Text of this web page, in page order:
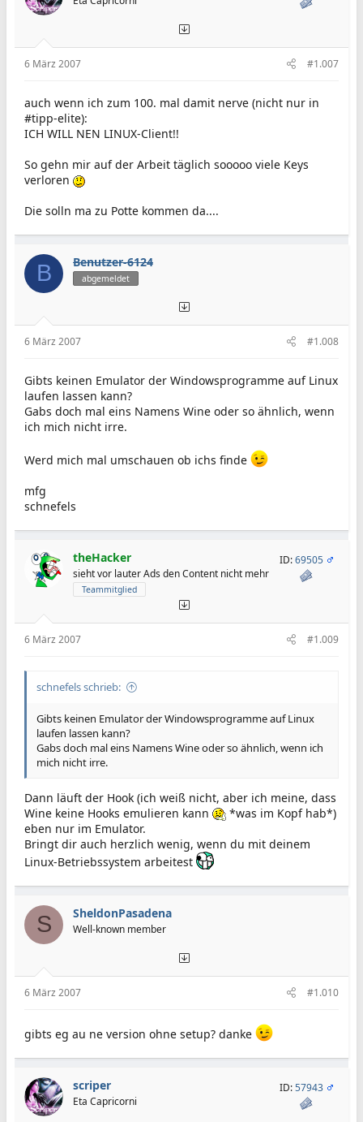
6 März 2007 #1.007
auch wenn ich zum 100. mal damit nerve (nicht nur in
#tipp-elite):
ICH WILL NEN LINUX-Client!!
So gehn mir auf der Arbeit täglich sooooo viele Keys
verloren
Die solln ma zu Potte kommen da....
B Benutzer-6124
abgemeldet
6 März 2007 #1.008
Gibts keinen Emulator der Windowsprogramme auf Linux
laufen lassen kann?
Gabs doch mal eins Namens Wine oder so ähnlich, wenn
ich mich nicht irre.
Werd mich mal umschauen ob ichs finde
mfg
schnefels
theHacker
sieht vor lauter Ads den Content nicht mehr
Teammitglied
ID:69505
6 März 2007 #1.009
schnefels schrieb:
Gibts keinen Emulator der Windowsprogramme auf Linux
laufen lassen kann?
Gabs doch mal eins Namens Wine oder so ähnlich, wenn ich
mich nicht irre.
Dann läuft der Hook (ich weiß nicht, aber ich meine, dass
Wine keine Hooks emulieren kann
*was im Kopf hab*)
eben nur im Emulator.
Bringt dir auch herzlich wenig, wenn du mit deinem
Linux-Betriebssystem arbeitest
S SheldonPasadena
Well-known member
6 März 2007 #1.010
gibts eg au ne version ohne setup? danke
scriper
Eta Capricorni
ID:57943